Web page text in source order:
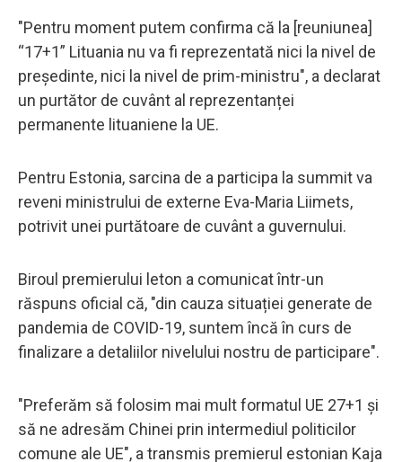
"Pentru moment putem confirma că la [reuniunea]
“17+1” Lituania nu va fi reprezentată nici la nivel de
președinte, nici la nivel de prim-ministru", a declarat
un purtător de cuvânt al reprezentanței
permanente lituaniene la UE.
Pentru Estonia, sarcina de a participa la summit va
reveni ministrului de externe Eva-Maria Liimets,
potrivit unei purtătoare de cuvânt a guvernului.
Biroul premierului leton a comunicat într-un
răspuns oficial că, "din cauza situației generate de
pandemia de COVID-19, suntem încă în curs de
finalizare a detaliilor nivelului nostru de participare".
"Preferăm să folosim mai mult formatul UE 27+1 și
să ne adresăm Chinei prin intermediul politicilor
comune ale UE", a transmis premierul estonian Kaja